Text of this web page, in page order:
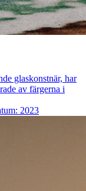
glaskonstnär, har
av färgerna i
2023